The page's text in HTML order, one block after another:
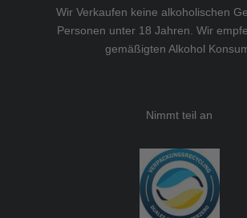
Wir Verkaufen keine alkoholischen
Personen unter 18 Jahren. Wir
gemäßigten Alkohol
Nimmt teil an